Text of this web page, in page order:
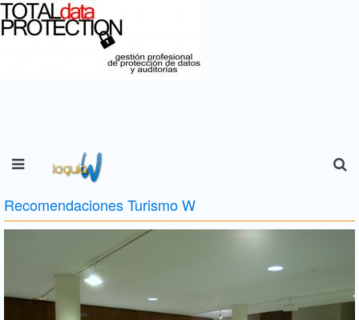
Recomendaciones Turismo W